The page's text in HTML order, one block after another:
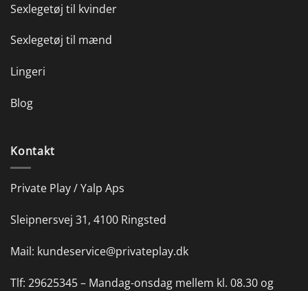
Sexlegetøj til kvinder
Sexlegetøj til mænd
Lingeri
Blog
Kontakt
Private Play / Yalp Aps
Sleipnersvej 31, 4100 Ringsted
Mail: kundeservice@privateplay.dk
Tlf: 29625345 – Mandag-onsdag mellem kl. 08.30 og